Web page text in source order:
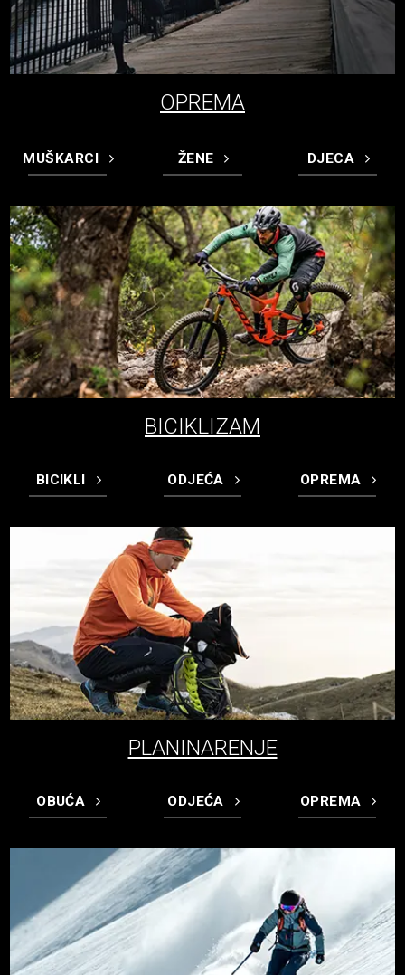
OPREMA
MUŠKARCI ŽENE DJECA
BICIKLIZAM
BICIKLI ODJEĆA OPREMA
PLANINARENJE
OBUĆA ODJEĆA OPREMA